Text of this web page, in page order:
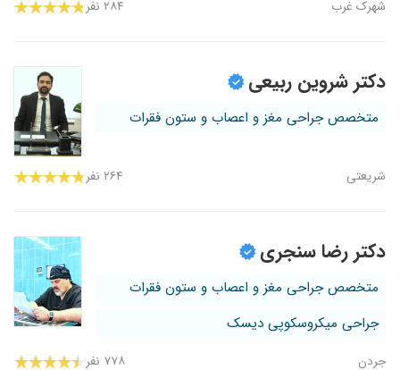
شهرک غرب ۲۸۴ نفر
دکتر شروین ربیعی
متخصص جراحی مغز و اعصاب و ستون فقرات
شریعتی ۲۶۴ نفر
دکتر رضا سنجری
متخصص جراحی مغز و اعصاب و ستون فقرات
جراحی میکروسکوپی دیسک
جردن ۷۷۸ نفر